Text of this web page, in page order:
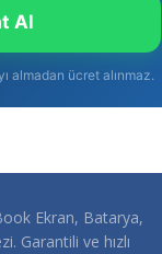
Al
almadan ücret alınmaz.
Ekran, Batarya,
Garantili ve hızlı